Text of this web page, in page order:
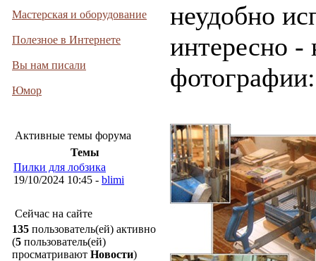
Мастерская и оборудование
Полезное в Интернете
Вы нам писали
Юмор
Активные темы форума
Темы
Пилки для лобзика
19/10/2024 10:45 - blimi
Сейчас на сайте
135 пользователь(ей) активно
(5 пользователь(ей)
просматривают Новости)
неудобно
интересно -